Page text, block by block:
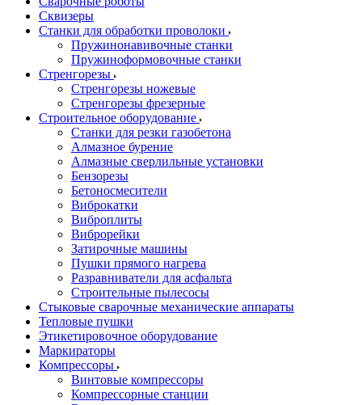
Сквизеры
Станки для обработки проволоки
Пружинонавивочные станки
Пружиноформовочные станки
Стренгорезы
Стренгорезы ножевые
Стренгорезы фрезерные
Строительное оборудование
Станки для резки газобетона
Алмазное бурение
Алмазные сверлильные установки
Бензорезы
Бетоносмесители
Виброкатки
Виброплиты
Виброрейки
Затирочные машины
Пушки прямого нагрева
Разравниватели для асфальта
Строительные пылесосы
Стыковые сварочные механические аппараты
Тепловые пушки
Этикетировочное оборудование
Маркираторы
Компрессоры
Винтовые компрессоры
Компрессорные станции